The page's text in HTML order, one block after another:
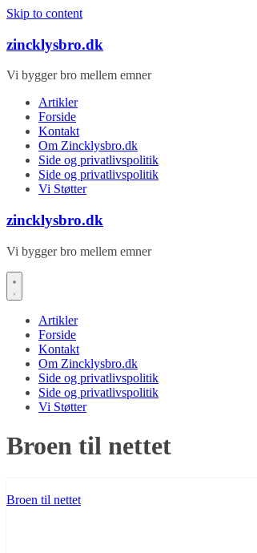
Skip to content
zincklysbro.dk
Vi bygger bro mellem emner
Artikler
Forside
Kontakt
Om Zincklysbro.dk
Side og privatlivspolitik
Side og privatlivspolitik
Vi Støtter
zincklysbro.dk
Vi bygger bro mellem emner
Artikler
Forside
Kontakt
Om Zincklysbro.dk
Side og privatlivspolitik
Side og privatlivspolitik
Vi Støtter
Broen til nettet
Broen til nettet